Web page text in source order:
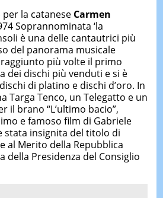
la catanese Carmen
Soprannominata ‘la
è una delle cantautrici più
del panorama musicale
più volte il primo
dei dischi più venduti e si è
di platino e dischi d’oro. In
Targa Tenco, un Telegatto e un
il brano “L’ultimo bacio”,
e famoso film di Gabriele
stata insignita del titolo di
al Merito della Repubblica
della Presidenza del Consiglio